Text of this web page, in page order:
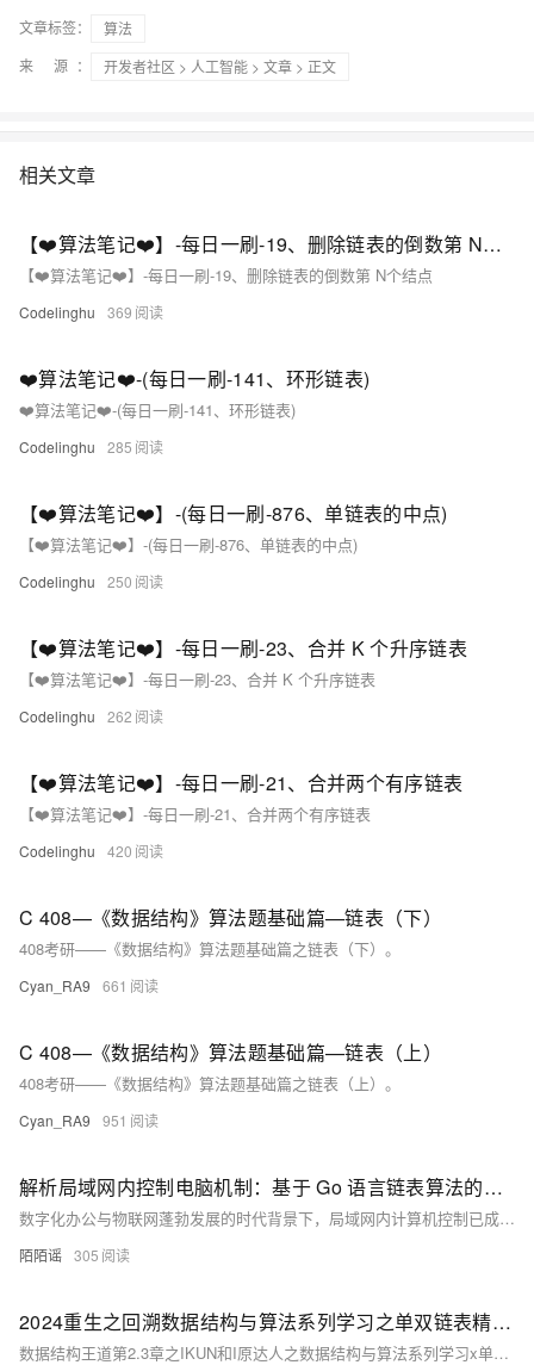
文章标签：
算法
来 源：
开发者社区 > 人工智能 > 文章 > 正文
相关文章
【❤️算法笔记❤️】-每日一刷-19、删除链表的倒数第 N个结点
【❤️算法笔记❤️】-每日一刷-19、删除链表的倒数第 N个结点
Codelinghu 369
❤️算法笔记❤️-(每日一刷-141、环形链表)
❤️算法笔记❤️-(每日一刷-141、环形链表)
Codelinghu 285
【❤️算法笔记❤️】-(每日一刷-876、单链表的中点)
【❤️算法笔记❤️】-(每日一刷-876、单链表的中点)
Codelinghu 250
【❤️算法笔记❤️】-每日一刷-23、合并 K 个升序链表
【❤️算法笔记❤️】-每日一刷-23、合并 K 个升序链表
Codelinghu 262
【❤️算法笔记❤️】-每日一刷-21、合并两个有序链表
【❤️算法笔记❤️】-每日一刷-21、合并两个有序链表
Codelinghu 420
C 408—《数据结构》算法题基础篇—链表（下）
408考研——《数据结构》算法题基础篇之链表（下）。
Cyan_RA9 661
C 408—《数据结构》算法题基础篇—链表（上）
408考研——《数据结构》算法题基础篇之链表（上）。
Cyan_RA9 951
解析局域网内控制电脑机制：基于 Go 语言链表算法的隐秘通信技术探究
数字化办公与物联网蓬勃发展的时代背景下，局域网内计算机控制已成为提升工作效率、达成设备协同管理的重要途径。无论是企业远程办公时的设备统一调度，还是智能家居系统中多设备间的联动控制，高效的数据传输与管理机制均构成实现局域网内计算机控制功能的核心要素。本文将深入探究 Go 语言中的链表数据结构，剖析其在局域网内计算机控制过程中，如何达成数据的有序存储与高效传输，并通过完整的 Go 语言代码示例展示其应用流程。
陌陌谣 305
2024重生之回溯数据结构与算法系列学习之单双链表精题详解（9）【无论是王道考研人还是IKUN都能包会的；不然别给我家鸽鸽丢脸好嘛？】
数据结构王道第2.3章之IKUN和I原达人之数据结构与算法系列学习x单双链表精题详解、数据结构、C++、排序算法、java、动态规划你个小黑子；这都学不会；能不能不要给我家鸽鸽丢脸啊~除了会黑我家鸽鸽还会干嘛？！！！